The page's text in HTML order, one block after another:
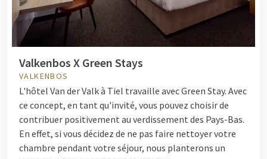
Valkenbos X Green Stays
VALKENBOS
L'hôtel Van der Valk à Tiel travaille avec Green Stay. Avec
ce concept, en tant qu'invité, vous pouvez choisir de
contribuer positivement au verdissement des Pays-Bas.
En effet, si vous décidez de ne pas faire nettoyer votre
chambre pendant votre séjour, nous planterons un